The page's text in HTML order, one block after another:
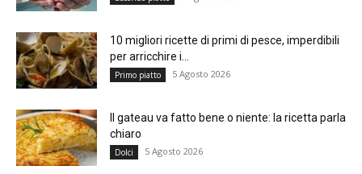
10 migliori ricette di primi di pesce, imperdibili
per arricchire i...
Primo piatto 5 Agosto 2026
Il gateau va fatto bene o niente: la ricetta parla
chiaro
Dolci 5 Agosto 2026